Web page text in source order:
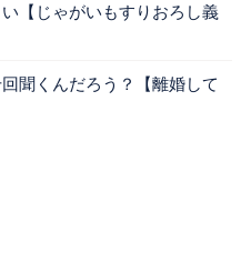
【じゃがいもすりおろし義
聞くんだろう？【離婚して